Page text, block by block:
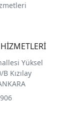
Yüksel
Kızılay